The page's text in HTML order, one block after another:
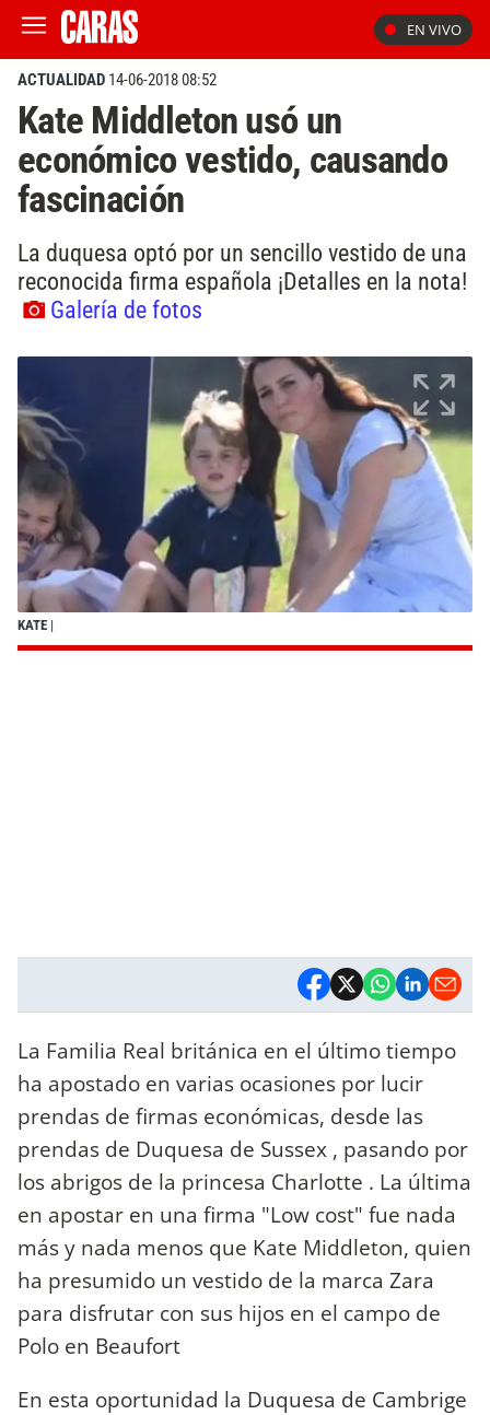
EN VIVO
ACTUALIDAD 14-06-2018 08:52
Kate Middleton usó un
económico vestido, causando
fascinación
La duquesa optó por un sencillo vestido de una
reconocida firma española ¡Detalles en la nota!
Galería de fotos
KATE |
La Familia Real británica en el último tiempo
ha apostado en varias ocasiones por lucir
prendas de firmas económicas, desde las
prendas de Duquesa de Sussex , pasando por
los abrigos de la princesa Charlotte . La última
en apostar en una firma "Low cost" fue nada
más y nada menos que Kate Middleton, quien
ha presumido un vestido de la marca Zara
para disfrutar con sus hijos en el campo de
Polo en Beaufort
En esta oportunidad la Duquesa de Cambrige